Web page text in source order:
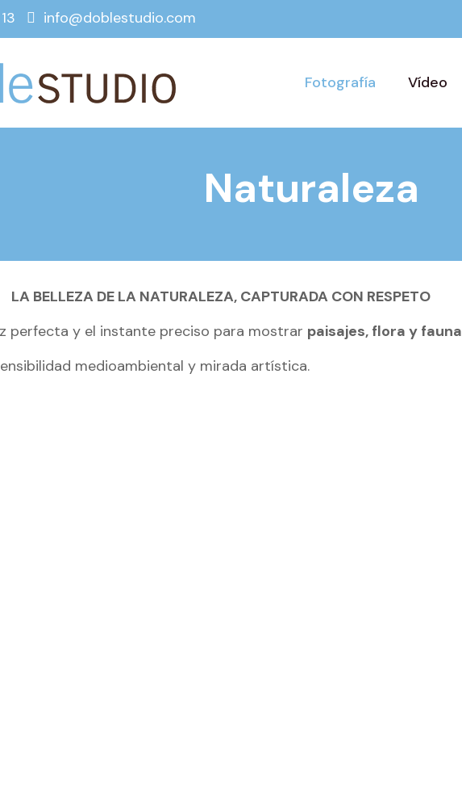
info@doblestudio.com
Fotografía Vídeo
Naturaleza
LA BELLEZA DE LA NATURALEZA, CAPTURADA CON RESPETO
perfecta y el instante preciso para mostrar paisajes, flora y fauna
medioambiental y mirada artística.